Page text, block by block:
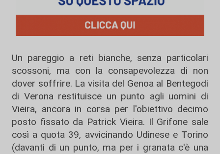
Un pareggio a reti bianche, senza particolari
scossoni, ma con la consapevolezza di non
dover soffrire. La visita del Genoa al Bentegodi
di Verona restituisce un punto agli uomini di
Vieira, ancora in corsa per l'obiettivo decimo
posto fissato da Patrick Vieira. Il Grifone sale
così a quota 39, avvicinando Udinese e Torino
(davanti di un punto, ma per i granata c'è una